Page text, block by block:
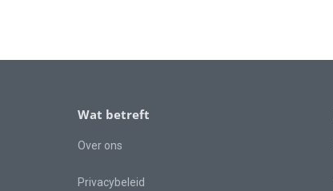
Wat betreft
Over ons
Privacybeleid